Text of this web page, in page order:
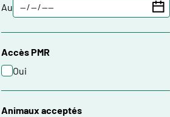
Au
Accès PMR
Oui
Animaux acceptés